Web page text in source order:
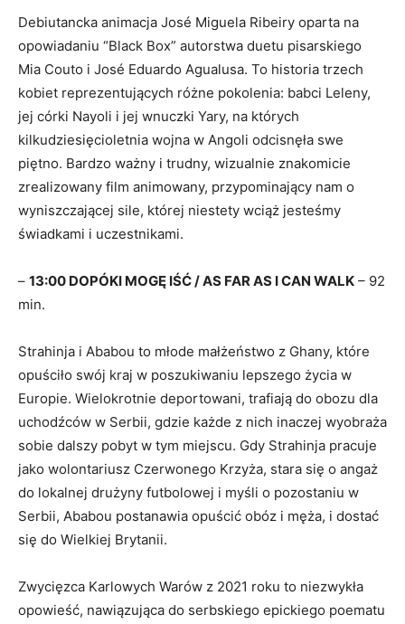
Debiutancka animacja José Miguela Ribeiry oparta na
opowiadaniu “Black Box” autorstwa duetu pisarskiego
Mia Couto i José Eduardo Agualusa. To historia trzech
kobiet reprezentujących różne pokolenia: babci Leleny,
jej córki Nayoli i jej wnuczki Yary, na których
kilkudziesięcioletnia wojna w Angoli odcisnęła swe
piętno. Bardzo ważny i trudny, wizualnie znakomicie
zrealizowany film animowany, przypominający nam o
wyniszczającej sile, której niestety wciąż jesteśmy
świadkami i uczestnikami.
– 13:00 DOPÓKI MOGĘ IŚĆ / AS FAR AS I CAN WALK – 92
min.
Strahinja i Ababou to młode małżeństwo z Ghany, które
opuściło swój kraj w poszukiwaniu lepszego życia w
Europie. Wielokrotnie deportowani, trafiają do obozu dla
uchodźców w Serbii, gdzie każde z nich inaczej wyobraża
sobie dalszy pobyt w tym miejscu. Gdy Strahinja pracuje
jako wolontariusz Czerwonego Krzyża, stara się o angaż
do lokalnej drużyny futbolowej i myśli o pozostaniu w
Serbii, Ababou postanawia opuścić obóz i męża, i dostać
się do Wielkiej Brytanii.
Zwycięzca Karlowych Warów z 2021 roku to niezwykła
opowieść, nawiązująca do serbskiego epickiego poematu